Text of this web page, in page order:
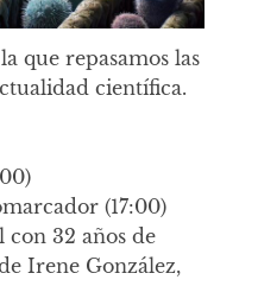
que repasamos las
científica.
(17:00)
con 32 años de
Irene González,